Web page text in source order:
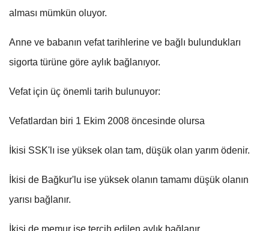
alması mümkün oluyor.
Anne ve babanın vefat tarihlerine ve bağlı bulundukları
sigorta türüne göre aylık bağlanıyor.
Vefat için üç önemli tarih bulunuyor:
Vefatlardan biri 1 Ekim 2008 öncesinde olursa
İkisi SSK'lı ise yüksek olan tam, düşük olan yarım ödenir.
İkisi de Bağkur'lu ise yüksek olanın tamamı düşük olanın
yarısı bağlanır.
İkisi de memur ise tercih edilen aylık bağlanır.